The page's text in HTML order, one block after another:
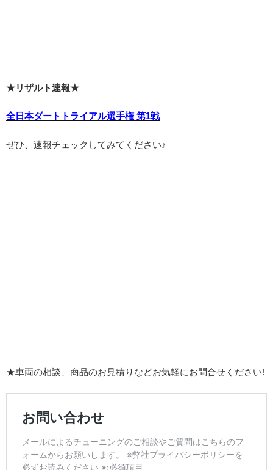
★リザルト速報★
全日本ダートトライアル選手権 第1戦
ぜひ、速報チェックしてみてください♪
★車両の相談、商品のお見積りなどお気軽にお問合せください!